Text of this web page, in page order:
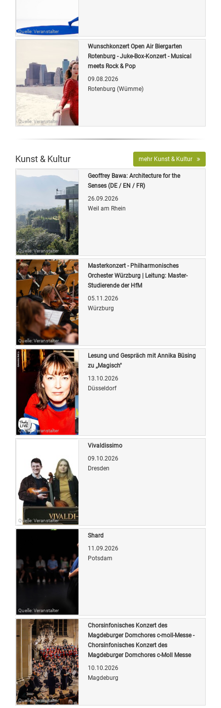
Quelle: Veranstalter
Quelle: Veranstalter
Wunschkonzert Open Air Biergarten
Rotenburg - Juke-Box-Konzert - Musical
meets Rock & Pop
09.08.2026
Rotenburg (Wümme)
Kunst & Kultur mehr Kunst & Kultur
Quelle: Veranstalter
Geoffrey Bawa: Architecture for the
Senses (DE / EN / FR)
26.09.2026
Weil am Rhein
Quelle: Veranstalter
Masterkonzert - Philharmonisches
Orchester Würzburg | Leitung: Master-
Studierende der HfM
05.11.2026
Würzburg
Quelle: Veranstalter
Lesung und Gespräch mit Annika Büsing
zu ,,Magisch"
13.10.2026
Düsseldorf
Quelle: Veranstalter
Vivaldissimo
09.10.2026
Dresden
Quelle: Veranstalter
Shard
11.09.2026
Potsdam
Quelle: Veranstalter
Chorsinfonisches Konzert des
Magdeburger Domchores c-moll-Messe -
Chorsinfonisches Konzert des
Magdeburger Domchores c-Moll Messe
10.10.2026
Magdeburg